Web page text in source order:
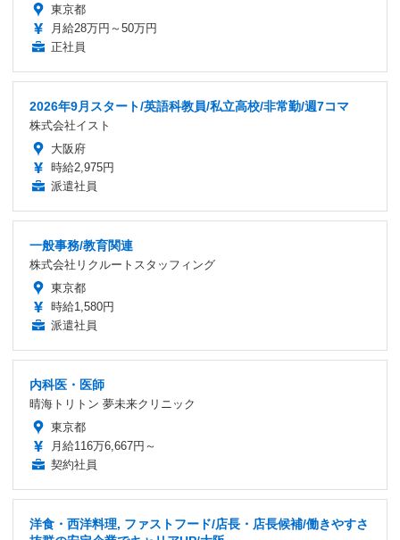
東京都
月給28万円～50万円
正社員
2026年9月スタート/英語科教員/私立高校/非常勤/週7コマ
株式会社イスト
大阪府
時給2,975円
派遣社員
一般事務/教育関連
株式会社リクルートスタッフィング
東京都
時給1,580円
派遣社員
内科医・医師
晴海トリトン 夢未来クリニック
東京都
月給116万6,667円～
契約社員
洋食・西洋料理, ファストフード/店長・店長候補/働きやすさ